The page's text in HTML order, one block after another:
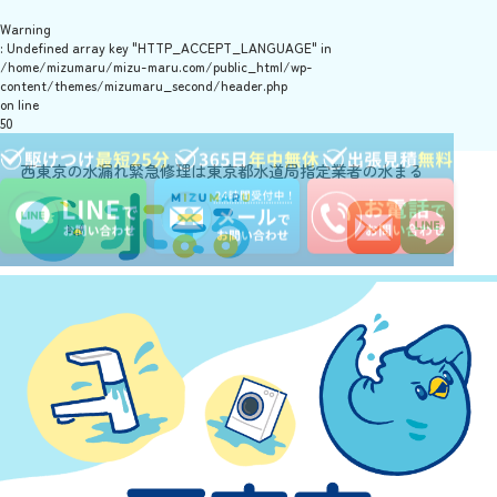
Warning
: Undefined array key "HTTP_ACCEPT_LANGUAGE" in
/home/mizumaru/mizu-maru.com/public_html/wp-
content/themes/mizumaru_second/header.php
on line
50
西東京の水漏れ緊急修理は東京都水道局指定業者の水まる